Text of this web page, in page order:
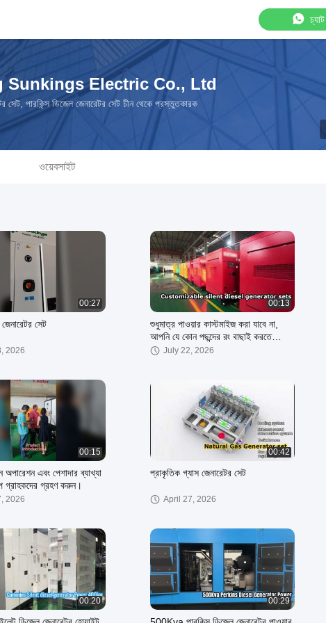
চ্যাট
Sunkings Electric Co., Ltd
সেট, পারকিন্স ডিজেল জেনারেটর সেট চীন থেকে প্রস্তুতকারক
ওয়েবসাইট
00:27
সেট
2026
00:13
শুধুমাত্র পাওয়ার কাস্টমাইজ করা যাবে না,
আপনি যে কোন পছন্দের রং বাছাই করতে
পারেন।July 22, 2026
00:15
অপারেশন এবং পেশাদার ব্যাখ্যা
গ্রাহকদের গ্রহণ করুন।
2026
00:42
প্রাকৃতিক গ্যাস জেনারেটর সেট
April 27, 2026
00:20 00:29